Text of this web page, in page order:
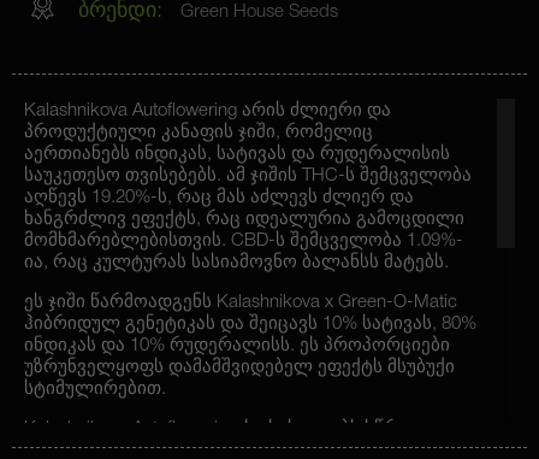
ბრენდი: Green House Seeds
Kalashnikova Autoflowering არის ძლიერი და
პროდუქტიული კანაფის ჯიში, რომელიც
აერთიანებს ინდიკას, სატივას და რუდერალისის
საუკეთესო თვისებებს. ამ ჯიშის THC-ს შემცველობა
აღწევს 19.20%-ს, რაც მას აძლევს ძლიერ და
ხანგრძლივ ეფექტს, რაც იდეალურია გამოცდილი
მომხმარებლებისთვის. CBD-ს შემცველობა 1.09%-
ია, რაც კულტურას სასიამოვნო ბალანსს მატებს.
ეს ჯიში წარმოადგენს Kalashnikova x Green-O-Matic
ჰიბრიდულ გენეტიკას და შეიცავს 10% სატივას, 80%
ინდიკას და 10% რუდერალისს. ეს პროპორციები
უზრუნველყოფს დამამშვიდებელ ეფექტს მსუბუქი
სტიმულირებით.
ყვავილობის პერიოდი – მხოლოდ 7 კვირა, ხოლო